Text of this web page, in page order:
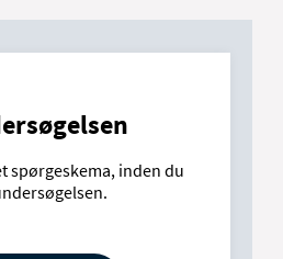
spørgeskema, inden du